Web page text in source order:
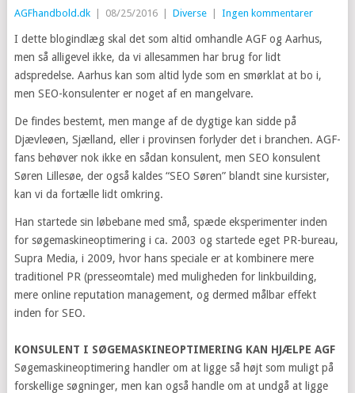
AGFhandbold.dk 08/25/2016 Diverse Ingen kommentarer
I dette blogindlæg skal det som altid omhandle AGF og Aarhus,
men så alligevel ikke, da vi allesammen har brug for lidt
adspredelse. Aarhus kan som altid lyde som en smørklat at bo i,
men SEO-konsulenter er noget af en mangelvare.
De findes bestemt, men mange af de dygtige kan sidde på
Djævleøen, Sjælland, eller i provinsen forlyder det i branchen. AGF-
fans behøver nok ikke en sådan konsulent, men SEO konsulent
Søren Lillesøe, der også kaldes “SEO Søren” blandt sine kursister,
kan vi da fortælle lidt omkring.
Han startede sin løbebane med små, spæde eksperimenter inden
for søgemaskineoptimering i ca. 2003 og startede eget PR-bureau,
Supra Media, i 2009, hvor hans speciale er at kombinere mere
traditionel PR (presseomtale) med muligheden for linkbuilding,
mere online reputation management, og dermed målbar effekt
inden for SEO.
KONSULENT I SØGEMASKINEOPTIMERING KAN HJÆLPE AGF
Søgemaskineoptimering handler om at ligge så højt som muligt på
forskellige søgninger, men kan også handle om at undgå at ligge